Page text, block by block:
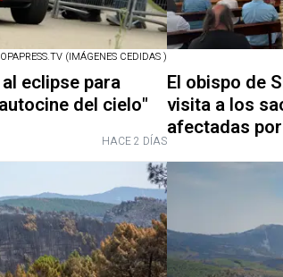
(IMÁGENES CEDIDAS )
eclipse para
del cielo"
HACE 2 DÍAS
El obispo de
visita a los
afectadas